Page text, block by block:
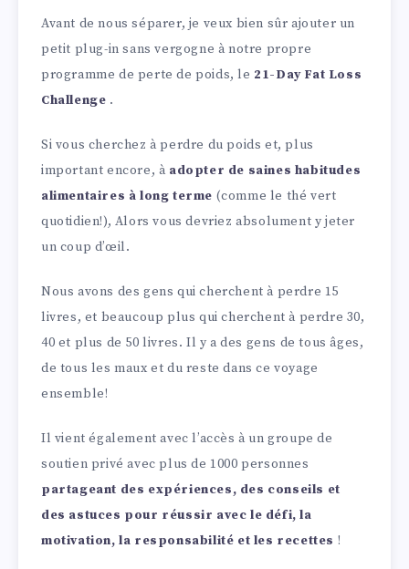
Avant de nous séparer, je veux bien sûr ajouter un
petit plug-in sans vergogne à notre propre
programme de perte de poids, le 21-Day Fat Loss
Challenge .
Si vous cherchez à perdre du poids et, plus
important encore, à adopter de saines habitudes
alimentaires à long terme (comme le thé vert
quotidien!), Alors vous devriez absolument y jeter
un coup d’œil.
Nous avons des gens qui cherchent à perdre 15
livres, et beaucoup plus qui cherchent à perdre 30,
40 et plus de 50 livres. Il y a des gens de tous âges,
de tous les maux et du reste dans ce voyage
ensemble!
Il vient également avec l’accès à un groupe de
soutien privé avec plus de 1000 personnes
partageant des expériences, des conseils et
des astuces pour réussir avec le défi, la
motivation, la responsabilité et les recettes !